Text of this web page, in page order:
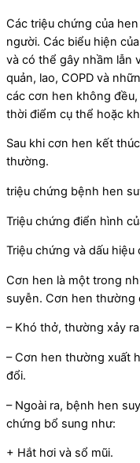
Các triệu chứng của
người. Các biểu hiện
và có thể gây nhầm lẫn
quản, lao, COPD và
các cơn hen không
thời điểm cụ thể hoặc
Sau khi cơn hen kết
thường.
triệu chứng bệnh hen
Triệu chứng điển hình
Triệu chứng và dấu
Cơn hen là một trong
suyễn. Cơn hen thường
– Khó thở, thường xảy
– Cơn hen thường xuất
đổi.
– Ngoài ra, bệnh hen
chứng bổ sung như:
+ Hắt hơi và sổ mũi.